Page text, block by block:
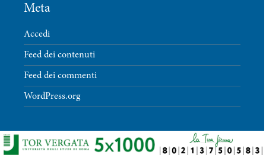
Meta
Accedi
Feed dei contenuti
Feed dei commenti
WordPress.org